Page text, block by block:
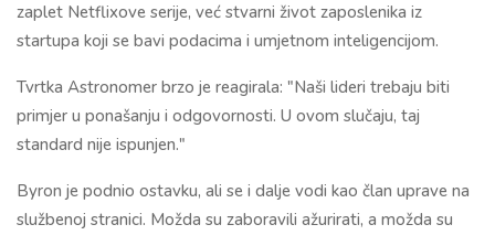
zaplet Netflixove serije, već stvarni život zaposlenika iz
startupa koji se bavi podacima i umjetnom inteligencijom.
Tvrtka Astronomer brzo je reagirala: "Naši lideri trebaju biti
primjer u ponašanju i odgovornosti. U ovom slučaju, taj
standard nije ispunjen."
Byron je podnio ostavku, ali se i dalje vodi kao član uprave na
službenoj stranici. Možda su zaboravili ažurirati, a možda su